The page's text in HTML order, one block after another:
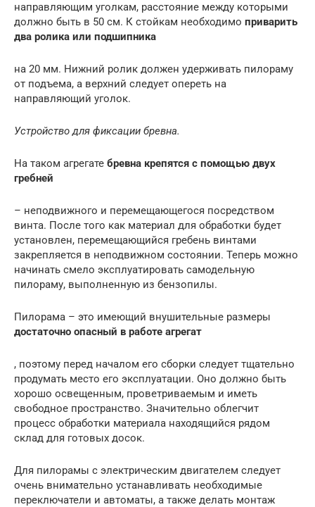
направляющим уголкам, расстояние между которыми
должно быть в 50 см. К стойкам необходимо приварить
два ролика или подшипника
на 20 мм. Нижний ролик должен удерживать пилораму
от подъема, а верхний следует опереть на
направляющий уголок.
Устройство для фиксации бревна.
На таком агрегате бревна крепятся с помощью двух
гребней
– неподвижного и перемещающегося посредством
винта. После того как материал для обработки будет
установлен, перемещающийся гребень винтами
закрепляется в неподвижном состоянии. Теперь можно
начинать смело эксплуатировать самодельную
пилораму, выполненную из бензопилы.
Пилорама – это имеющий внушительные размеры
достаточно опасный в работе агрегат
, поэтому перед началом его сборки следует тщательно
продумать место его эксплуатации. Оно должно быть
хорошо освещенным, проветриваемым и иметь
свободное пространство. Значительно облегчит
процесс обработки материала находящийся рядом
склад для готовых досок.
Для пилорамы с электрическим двигателем следует
очень внимательно устанавливать необходимые
переключатели и автоматы, а также делать монтаж